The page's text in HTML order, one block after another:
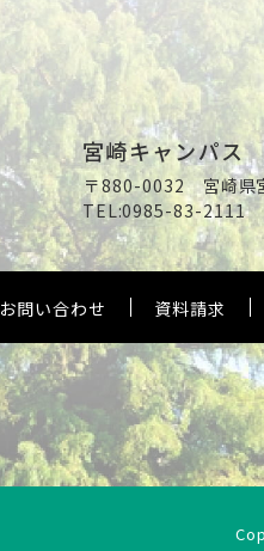
宮崎キャンパス
〒880-0032 宮崎県
TEL:0985-83-2111
お問い合わせ 資料請求